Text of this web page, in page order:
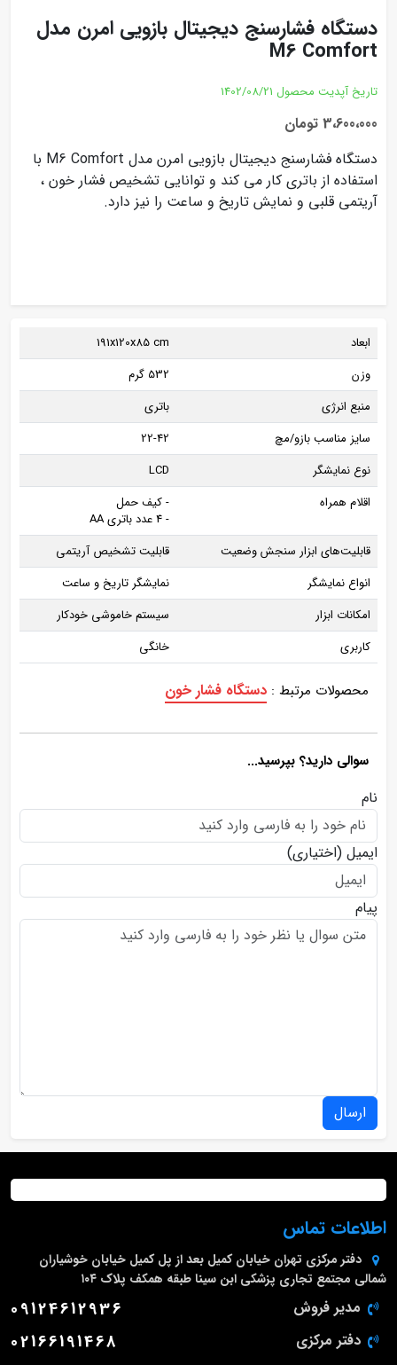
دستگاه فشارسنج دیجیتال بازویی امرن مدل
M6 Comfort
تاریخ آپدیت محصول 1402/08/21
3،600،000 تومان
دستگاه فشارسنج دیجیتال بازویی امرن مدل M6 Comfort با
استفاده از باتری کار می کند و توانایی تشخیص فشار خون ،
آریتمی قلبی و نمایش تاریخ و ساعت را نیز دارد.
ابعاد
191x120x85 cm
وزن
532 گرم
منبع انرژی
باتری
سایز مناسب بازو/مچ
22-42
نوع نمایشگر
LCD
اقلام همراه
- کیف حمل
- 4 عدد باتری AA
قابلیت‌های ابزار سنجش وضعیت
قابلیت تشخیص آریتمی
انواع نمایشگر
نمایشگر تاریخ و ساعت
امکانات ابزار
سیستم خاموشی خودکار
کاربری
خانگی
محصولات مرتبط : دستگاه فشار خون
سوالی دارید؟ بپرسید...
نام
ایمیل (اختیاری)
پیام
ارسال
اطلاعات تماس
دفتر مرکزی تهران خیابان کمیل بعد از پل کمیل خیابان خوشیاران
شمالی مجتمع تجاری پزشکی ابن سینا طبقه همکف پلاک ۱۰۴
مدیر فروش 09124612936
دفتر مرکزی 02166191468